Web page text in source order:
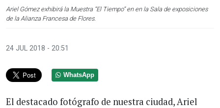
Ariel Gómez exhibirá la Muestra “El Tiempo” en en la Sala de exposiciones
de la Alianza Francesa de Flores.
24 JUL 2018 - 20:51
WhatsApp
El destacado fotógrafo de nuestra ciudad, Ariel